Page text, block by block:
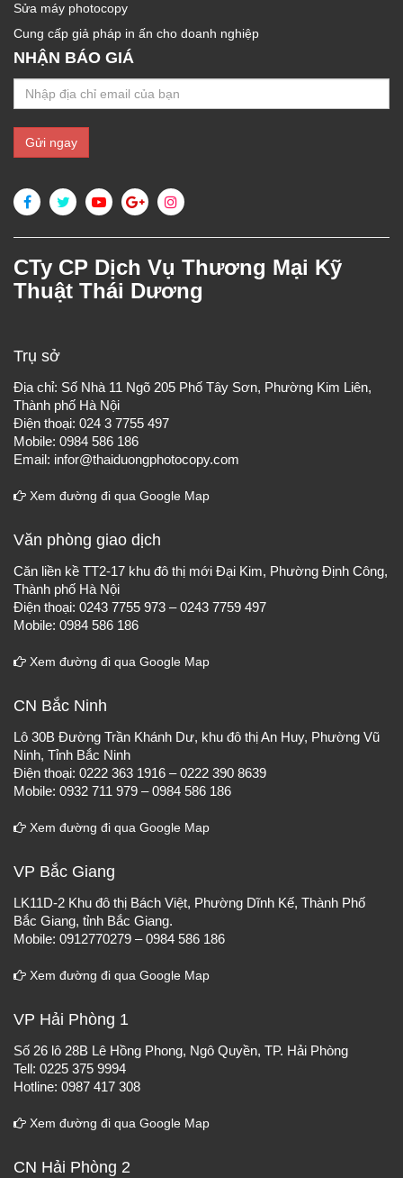
Sửa máy photocopy
Cung cấp giả pháp in ấn cho doanh nghiệp
NHẬN BÁO GIÁ
CTy CP Dịch Vụ Thương Mại Kỹ
Thuật Thái Dương
Trụ sở
Địa chỉ: Số Nhà 11 Ngõ 205 Phố Tây Sơn, Phường Kim Liên,
Thành phố Hà Nội
Điện thoại: 024 3 7755 497
Mobile: 0984 586 186
Email: infor@thaiduongphotocopy.com
Xem đường đi qua Google Map
Văn phòng giao dịch
Căn liền kề TT2-17 khu đô thị mới Đại Kim, Phường Định Công,
Thành phố Hà Nội
Điện thoại: 0243 7755 973 – 0243 7759 497
Mobile: 0984 586 186
Xem đường đi qua Google Map
CN Bắc Ninh
Lô 30B Đường Trần Khánh Dư, khu đô thị An Huy, Phường Vũ
Ninh, Tỉnh Bắc Ninh
Điện thoại: 0222 363 1916 – 0222 390 8639
Mobile: 0932 711 979 – 0984 586 186
Xem đường đi qua Google Map
VP Bắc Giang
LK11D-2 Khu đô thị Bách Việt, Phường Dĩnh Kế, Thành Phố
Bắc Giang, tỉnh Bắc Giang.
Mobile: 0912770279 – 0984 586 186
Xem đường đi qua Google Map
VP Hải Phòng 1
Số 26 lô 28B Lê Hồng Phong, Ngô Quyền, TP. Hải Phòng
Tell: 0225 375 9994
Hotline: 0987 417 308
Xem đường đi qua Google Map
CN Hải Phòng 2